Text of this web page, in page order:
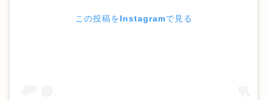
この投稿をInstagramで見る